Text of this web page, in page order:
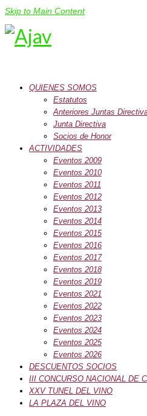
Skip to Main Content
QUIENES SOMOS
Estatutos
Anteriores Juntas
Junta Directiva
Socios de Honor
ACTIVIDADES
Eventos 2009
Eventos 2010
Eventos 2011
Eventos 2012
Eventos 2013
Eventos 2014
Eventos 2015
Eventos 2016
Eventos 2017
Eventos 2018
Eventos 2019
Eventos 2021
Eventos 2022
Eventos 2023
Eventos 2024
Eventos 2025
Eventos 2026
DESCUENTOS SOCIOS
III CONCURSO NACIONAL DE
XXV TUNEL DEL VINO
LA PLAZA DEL VINO